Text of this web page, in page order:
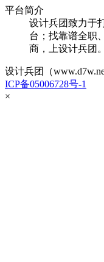
平台简介
设计兵团致力于
台；找靠谱全职
商，上设计兵团。
设计兵团（
ICP备05006728号-1
×